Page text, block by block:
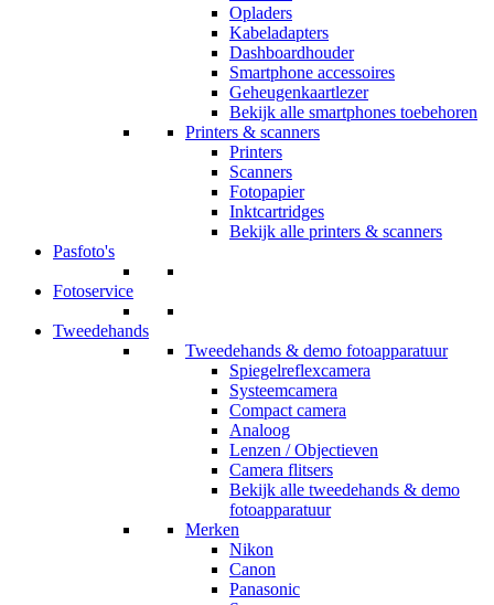
Opladers
Kabeladapters
Dashboardhouder
Smartphone accessoires
Geheugenkaartlezer
Bekijk alle smartphones toebehoren
Printers & scanners
Printers
Scanners
Fotopapier
Inktcartridges
Bekijk alle printers & scanners
Pasfoto's
Fotoservice
Tweedehands
Tweedehands & demo fotoapparatuur
Spiegelreflexcamera
Systeemcamera
Compact camera
Analoog
Lenzen / Objectieven
Camera flitsers
Bekijk alle tweedehands & demo
fotoapparatuur
Merken
Nikon
Canon
Panasonic